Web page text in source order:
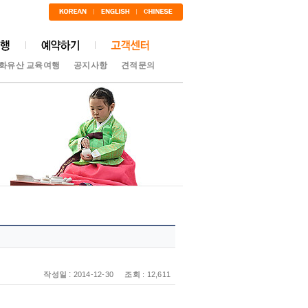
유산 교육여행 공지사항 견적문의
작성일 : 2014-12-30 조회 : 12,611